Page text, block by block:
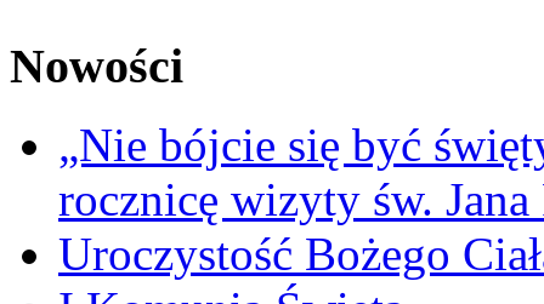
Nowości
„Nie bójcie się być
rocznicę wizyty św.
Uroczystość Bożego